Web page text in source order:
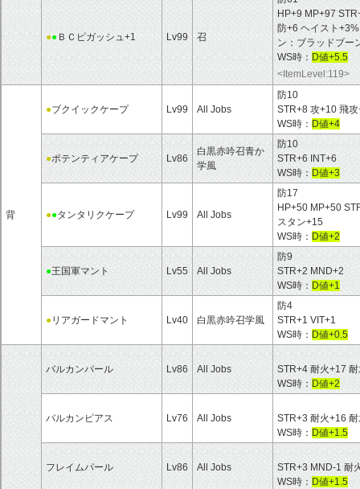
●● ＢＣピガッシュ+1 Lv99 召
HP+9 MP+97
防+6 ヘイスト
ン：ブラッドブー
WS時： D値+5.5
<ItemLevel:119>
背
●ブクイックケープ Lv99 All Jobs
防10
STR+8 攻+10 飛
WS時： D値+4
●ポテンティアケープ Lv86
白黒赤吟召青か
学風
防10
STR+6 INT+6
WS時： D値+3
●●タンタリクケープ Lv99 All Jobs
防17
HP+50 MP+50
スタン+15
WS時： D値+2
●王国軍マント Lv55 All Jobs
防9
STR+2 MND+2
WS時： D値+1
●リアガードマント Lv40 白黒赤吟召学風
防4
STR+1 VIT+1
WS時： D値+0.5
バルカンパール Lv86 All Jobs
STR+4 耐火+17
WS時： D値+2
バルカンピアス Lv76 All Jobs
STR+3 耐火+16
WS時： D値+1.5
フレイムパール Lv86 All Jobs
STR+3 MND-1 耐
WS時： D値+1.5